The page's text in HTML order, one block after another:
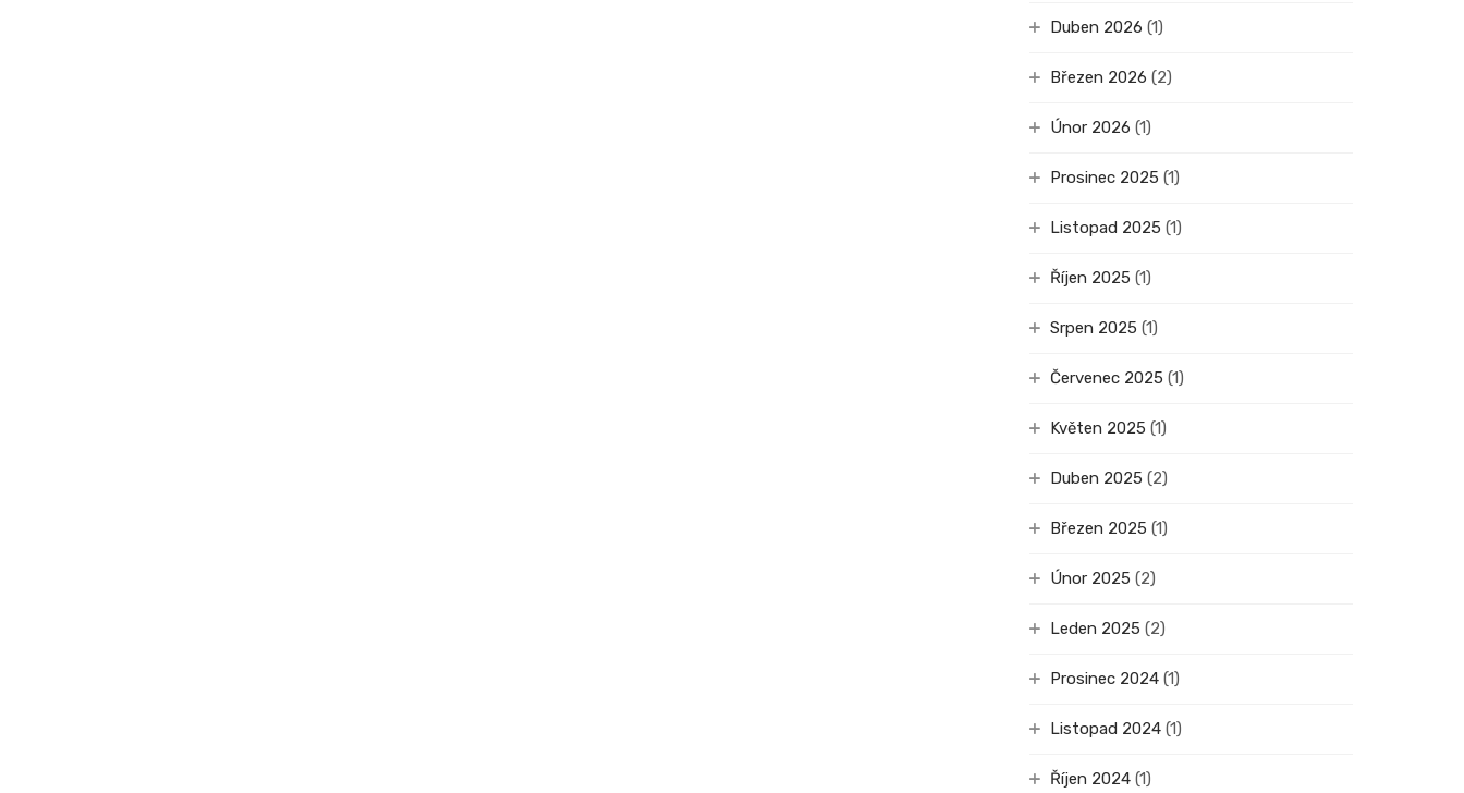
Duben 2026 (1)
Březen 2026 (2)
Únor 2026 (1)
Prosinec 2025 (1)
Listopad 2025 (1)
Říjen 2025 (1)
Srpen 2025 (1)
Červenec 2025 (1)
Květen 2025 (1)
Duben 2025 (2)
Březen 2025 (1)
Únor 2025 (2)
Leden 2025 (2)
Prosinec 2024 (1)
Listopad 2024 (1)
Říjen 2024 (1)